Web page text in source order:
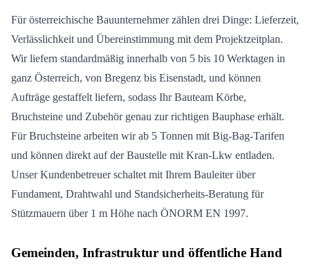
Für österreichische Bauunternehmer zählen drei Dinge: Lieferzeit,
Verlässlichkeit und Übereinstimmung mit dem Projektzeitplan.
Wir liefern standardmäßig innerhalb von 5 bis 10 Werktagen in
ganz Österreich, von Bregenz bis Eisenstadt, und können
Aufträge gestaffelt liefern, sodass Ihr Bauteam Körbe,
Bruchsteine und Zubehör genau zur richtigen Bauphase erhält.
Für Bruchsteine arbeiten wir ab 5 Tonnen mit Big-Bag-Tarifen
und können direkt auf der Baustelle mit Kran-Lkw entladen.
Unser Kundenbetreuer schaltet mit Ihrem Bauleiter über
Fundament, Drahtwahl und Standsicherheits-Beratung für
Stützmauern über 1 m Höhe nach ÖNORM EN 1997.
Gemeinden, Infrastruktur und öffentliche Hand